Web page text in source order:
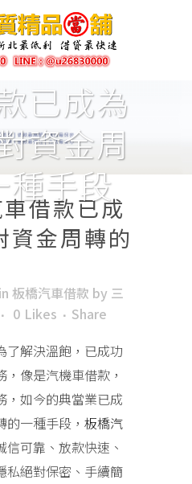
已成為
資金周
種手段
借款已成
資金周轉的
in 板橋汽車借款 by 三
0 Likes
Share
了解決溫飽，已成功
像是汽機車借款，
，如今的典當業已成
一種手段， 板橋汽
信可靠、放款快速、
私絕對保密、手續簡